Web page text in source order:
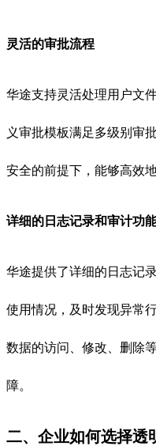
灵活的审批流程
华途支持灵活处理用户文
义审批模板满足多级别审
安全的前提下，能够高效
详细的日志记录和审计功
华途提供了详细的日志记
使用情况，及时发现异常
数据的访问、修改、删除
障。
二、企业如何选择透